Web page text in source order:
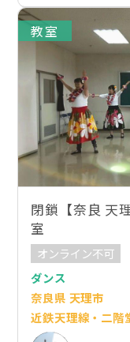
教室
閉鎖【奈良 天
室
オンライン不可
ダンス
奈良県 天理市
近鉄天理線・二階